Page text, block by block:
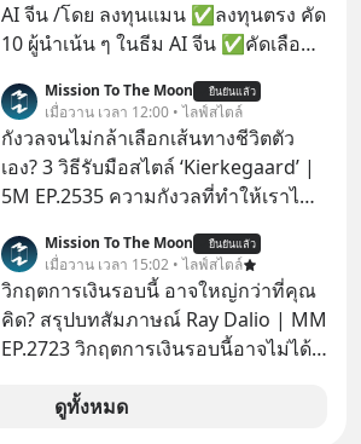
AI จีน /โดย ลงทุนแมน ✅ลงทุนตรง คัด
10 ผู้นำเน้น ๆ ในธีม AI จีน ✅คัดเลือก
เจ้าของผู้นำ AI จีน ตั้งแต่โรงงานผลิตชิป
หน่วยความจำ โมเดล AI ยันหุ่นยนต์
✅ได้การรับยกเว้นภาษี Capital Gain
ตามกฎหมายภาษีของประเทศไทย
Mission To The Moon ยืนยันแล้ว
เมื่อวาน เวลา 12:00 • ไลฟ์สไตล์
กังวลจนไม่กล้าเลือกเส้นทางชีวิตตัว
เอง? 3 วิธีรับมือสไตล์ ‘Kierkegaard’ |
5M EP.2535 ความกังวลที่ทำให้เราไม่
เรื่องใหญ่ หรือแม้แต่เรื่องสำคัญของ
ชีวิตเกิดจากการที่เรามี ‘อิสรภาพ’ และมี
ทางเลือกมากมาย ซึ่งเมื่อเทียบกับสัตว์
แล้วก็จะเห็นความแตกต่างได้ชัดว่าเรา
มากแค่ไหน แต่อิสรภาพ อำนาจ หรือ
การได้มีสิทธิเลือกนี้กลับสร้างความ
Mission To The Moon ยืนยันแล้ว
เมื่อวาน เวลา 15:02 • ไลฟ์สไตล์
วิกฤตการเงินรอบนี้ อาจใหญ่กว่าที่คุณ
คิด? สรุปบทสัมภาษณ์ Ray Dalio | MM
EP.2723 วิกฤตการเงินรอบนี้อาจไม่ได้
Dalio ชายผู้เคยทำนายวิกฤตเศรษฐกิจ
ดูทั้งหมด